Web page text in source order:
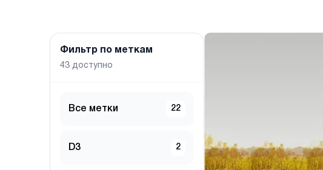
Фильтр по меткам
43 доступно
Все метки 22
D3 2